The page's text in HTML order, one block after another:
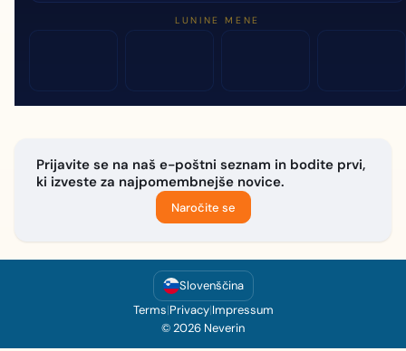
LUNINE MENE
Prijavite se na naš e-poštni seznam in bodite prvi,
ki izveste za najpomembnejše novice.
Naročite se
Slovenščina
Terms|Privacy|Impressum
© 2026 Neverin